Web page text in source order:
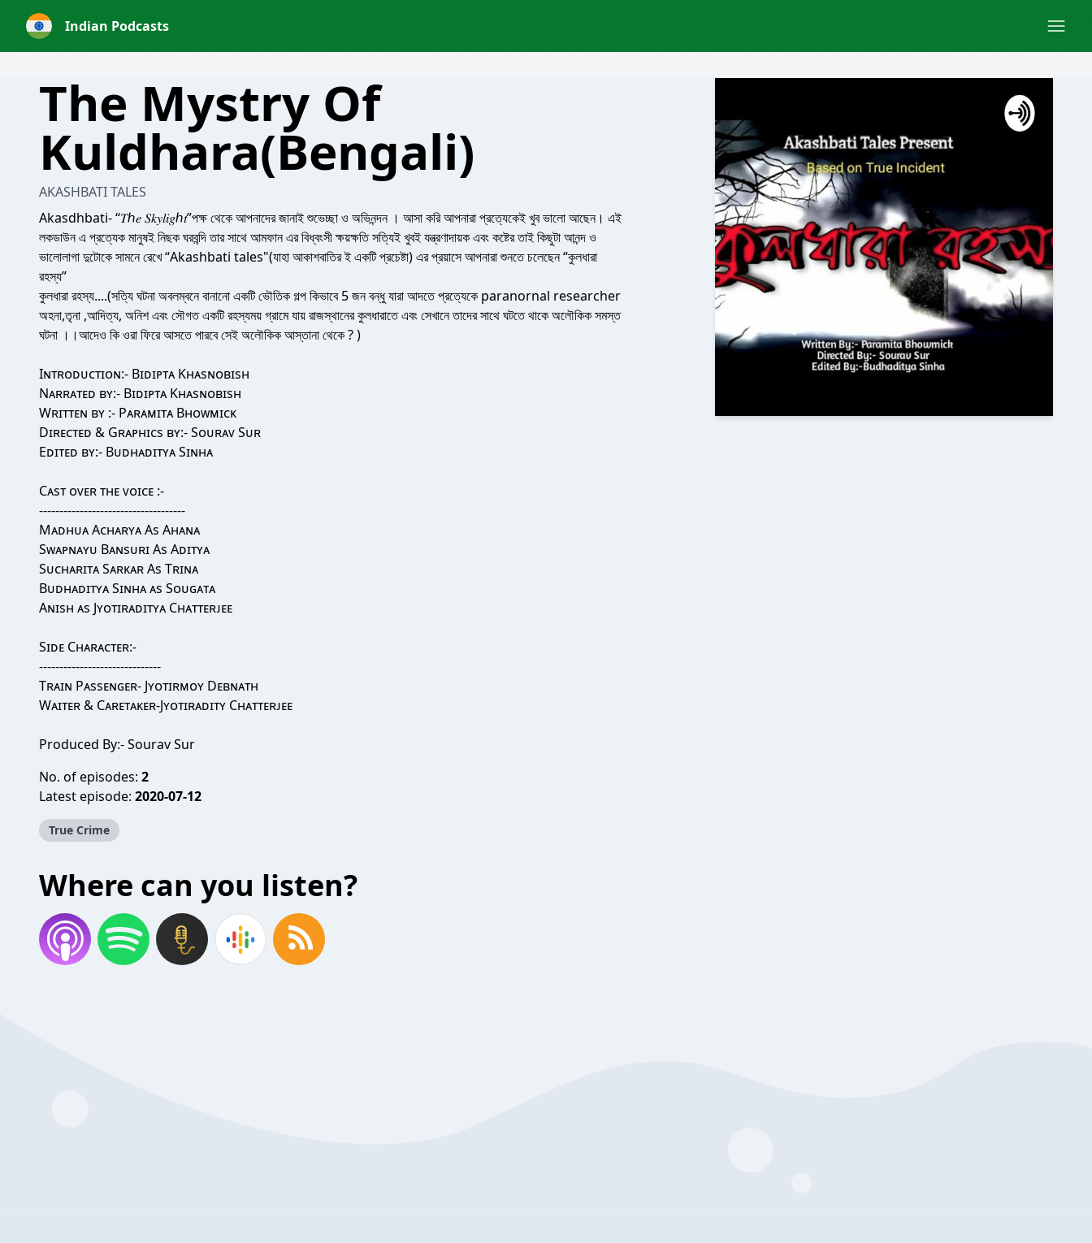
Indian Podcasts
The Mystry Of
Kuldhara(Bengali)
AKASHBATI TALES
Akasdhbati- “𝑇ℎ𝑒 𝑆𝑘𝑦𝑙𝑖𝑔ℎ𝑡”পক্ষ থেকে আপনাদের জানাই শুভেচ্ছা ও অভিনন্দন । আসা করি আপনারা প্রত্যেকেই খুব ভালো আছেন। এই
লকডাউন এ প্রত্যেক মানুষই নিছক ঘরবন্দি তার সাথে আমফান এর বিধ্বংসী ক্ষয়ক্ষতি সত্যিই খুবই যন্ত্রণাদায়ক এবং কষ্টের তাই কিছুটা আনন্দ ও
ভালোলাগা দুটোকে সামনে রেখে “Akashbati tales"(যাহা আকাশবাতির ই একটি প্রচেষ্টা) এর প্রয়াসে আপনারা শুনতে চলেছেন “কুলধারা
রহস্য”
কুলধারা রহস্য....(সত্যি ঘটনা অবলম্বনে বানানো একটি ভৌতিক গল্প কিভাবে 5 জন বন্ধু যারা আদতে প্রত্যেকে paranornal researcher
অহনা,তৃনা ,আদিত্য, অনিশ এবং সৌগত একটি রহস্যময় গ্রামে যায় রাজস্থানের কুলধারাতে এবং সেখানে তাদের সাথে ঘটতে থাকে অলৌকিক সমস্ত
ঘটনা ।।আদেও কি ওরা ফিরে আসতে পারবে সেই অলৌকিক আস্তানা থেকে ? )
Iɴᴛʀᴏᴅᴜᴄᴛɪᴏɴ:- Bɪᴅɪᴘᴛᴀ Kʜᴀsɴᴏʙɪsʜ
Nᴀʀʀᴀᴛᴇᴅ ʙʏ:- Bɪᴅɪᴘᴛᴀ Kʜᴀsɴᴏʙɪsʜ
Wʀɪᴛᴛᴇɴ ʙʏ :- Pᴀʀᴀᴍɪᴛᴀ Bʜᴏᴡᴍɪᴄᴋ
Dɪʀᴇᴄᴛᴇᴅ & Gʀᴀᴘʜɪᴄs ʙʏ:- Sᴏᴜʀᴀᴠ Sᴜʀ
Eᴅɪᴛᴇᴅ ʙʏ:- Bᴜᴅʜᴀᴅɪᴛʏᴀ Sɪɴʜᴀ
Cᴀsᴛ ᴏᴠᴇʀ ᴛʜᴇ ᴠᴏɪᴄᴇ :-
------------------------------------
Mᴀᴅʜᴜᴀ Aᴄʜᴀʀʏᴀ As Aʜᴀɴᴀ
Sᴡᴀᴘɴᴀʏᴜ Bᴀɴsᴜʀɪ As Aᴅɪᴛʏᴀ
Sᴜᴄʜᴀʀɪᴛᴀ Sᴀʀᴋᴀʀ As Tʀɪɴᴀ
Bᴜᴅʜᴀᴅɪᴛʏᴀ Sɪɴʜᴀ ᴀs Sᴏᴜɢᴀᴛᴀ
Aɴɪsʜ ᴀs Jʏᴏᴛɪʀᴀᴅɪᴛʏᴀ Cʜᴀᴛᴛᴇʀᴊᴇᴇ
Sɪᴅᴇ Cʜᴀʀᴀᴄᴛᴇʀ:-
------------------------------
Tʀᴀɪɴ Pᴀssᴇɴɢᴇʀ- Jʏᴏᴛɪʀᴍᴏʏ Dᴇʙɴᴀᴛʜ
Wᴀɪᴛᴇʀ & Cᴀʀᴇᴛᴀᴋᴇʀ-Jʏᴏᴛɪʀᴀᴅɪᴛʏ Cʜᴀᴛᴛᴇʀᴊᴇᴇ
Produced By:- Sourav Sur
No. of episodes: 2
Latest episode: 2020-07-12
True Crime
Where can you listen?